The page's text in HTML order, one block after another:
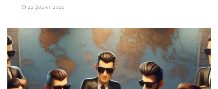
22 ŞUBAT 2025